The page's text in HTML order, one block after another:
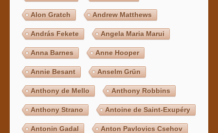
Alon Gratch Andrew Matthews
András Fekete Angela Maria Marui
Anna Barnes Anne Hooper
Annie Besant Anselm Grün
Anthony de Mello Anthony Robbins
Anthony Strano Antoine de Saint-Exupéry
Antonin Gadal Anton Pavlovics Csehov